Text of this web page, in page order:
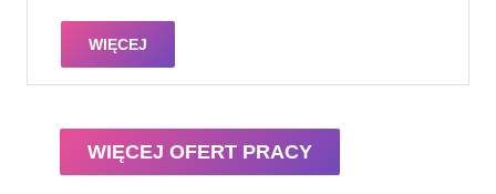
WIĘCEJ
WIĘCEJ OFERT PRACY